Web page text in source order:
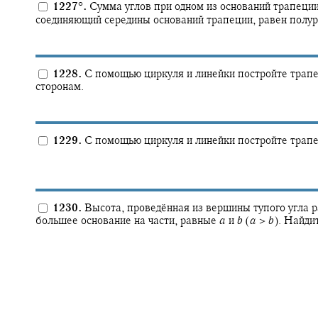
1227°. Сумма углов при одном из оснований
соединяющий середины оснований трапеции, равен
1228. С помощью циркуля и линейки постройте
сторонам.
1229. С помощью циркуля и линейки постройте
1230. Высота, проведённая из вершины тупого угла
большее основание на части, равные a и b (a > b).